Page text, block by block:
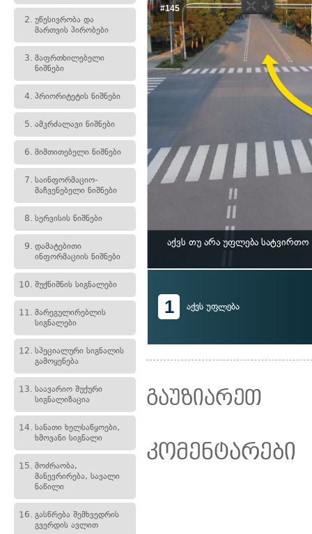
2. უწესივრობა და
მართვის პირობები
3. მაფრთხილებელი
ნიშნები
4. პრიორიტეტის ნიშნები
5. ამკრძალავი ნიშნები
6. მიმთითებელი ნიშნები
7. საინფორმაციო-
მაჩვენებელი ნიშნები
8. სერვისის ნიშნები
9. დამატებითი
ინფორმაციის ნიშნები
10. შუქნიშნის სიგნალები
11. მარეგულირებლის
სიგნალები
12. სპეციალური სიგნალის
გამოყენება
13. საავარიო შუქური
სიგნალიზაცია
14. სანათი ხელსაწყოები,
ხმოვანი სიგნალი
15. მოძრაობა,
მანევრირება, სავალი
ნაწილი
16. გასწრება შემხვედრის
გვერდის ავლით
#145
აქვს თუ არა უფლება
1 აქვს უფლება
გაუზიარეთ
კომენტარები